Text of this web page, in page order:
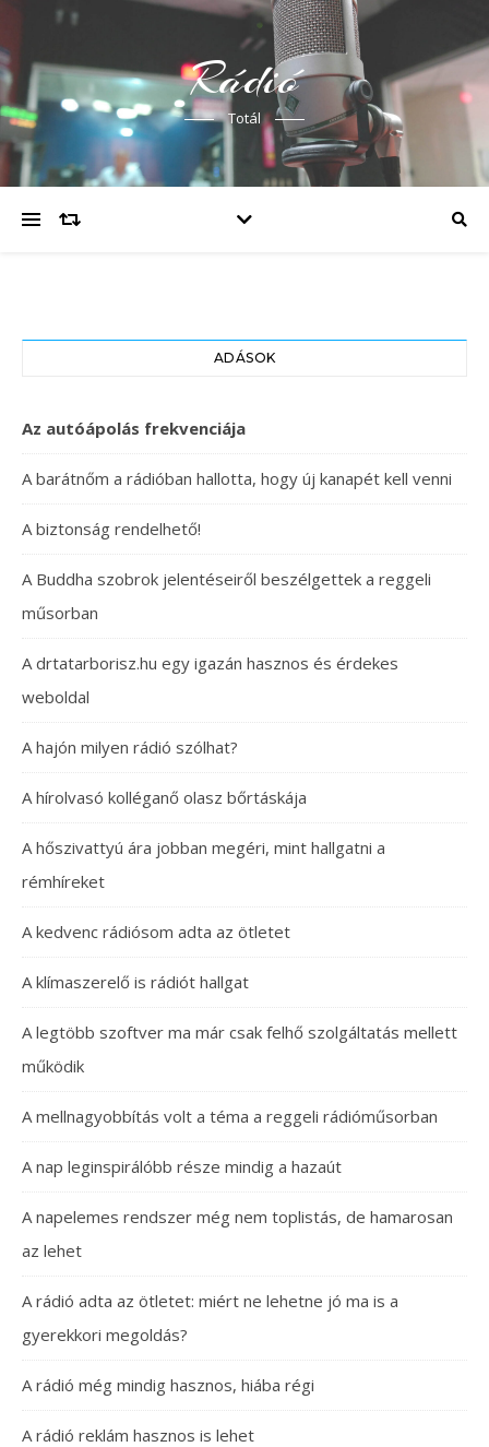
Rádió
Totál
ADÁSOK
Az autóápolás frekvenciája
A barátnőm a rádióban hallotta, hogy új kanapét kell venni
A biztonság rendelhető!
A Buddha szobrok jelentéseiről beszélgettek a reggeli
műsorban
A drtatarborisz.hu egy igazán hasznos és érdekes
weboldal
A hajón milyen rádió szólhat?
A hírolvasó kolléganő olasz bőrtáskája
A hőszivattyú ára jobban megéri, mint hallgatni a
rémhíreket
A kedvenc rádiósom adta az ötletet
A klímaszerelő is rádiót hallgat
A legtöbb szoftver ma már csak felhő szolgáltatás mellett
működik
A mellnagyobbítás volt a téma a reggeli rádióműsorban
A nap leginspirálóbb része mindig a hazaút
A napelemes rendszer még nem toplistás, de hamarosan
az lehet
A rádió adta az ötletet: miért ne lehetne jó ma is a
gyerekkori megoldás?
A rádió még mindig hasznos, hiába régi
A rádió reklám hasznos is lehet